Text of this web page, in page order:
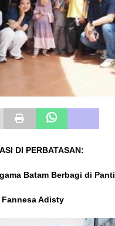
DI PERBATASAN:
Batam Berbagi di
Adisty